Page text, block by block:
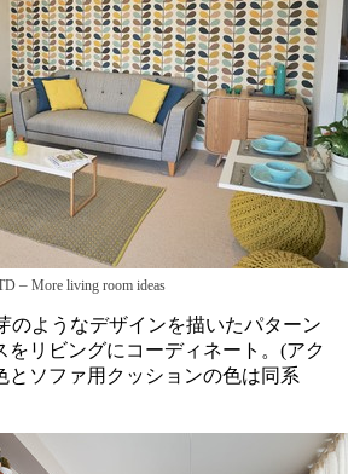
– More living room ideas
のようなデザインを描いたパターン
をリビングにコーディネート。(アク
とソファ用クッションの色は同系